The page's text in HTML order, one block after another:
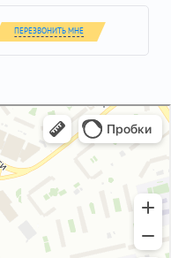
ПЕРЕЗВОНИТЬ МНЕ